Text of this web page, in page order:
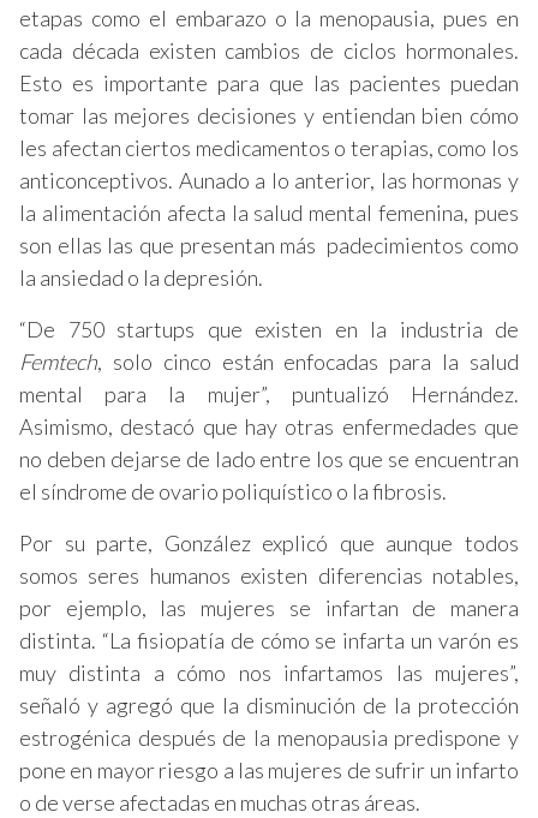
etapas como el embarazo o la menopausia, pues en
cada década existen cambios de ciclos hormonales.
Esto es importante para que las pacientes puedan
tomar las mejores decisiones y entiendan bien cómo
les afectan ciertos medicamentos o terapias, como los
anticonceptivos. Aunado a lo anterior, las hormonas y
la alimentación afecta la salud mental femenina, pues
son ellas las que presentan más padecimientos como
la ansiedad o la depresión.
“De 750 startups que existen en la industria de
Femtech, solo cinco están enfocadas para la salud
mental para la mujer”, puntualizó Hernández.
Asimismo, destacó que hay otras enfermedades que
no deben dejarse de lado entre los que se encuentran
el síndrome de ovario poliquístico o la fibrosis.
Por su parte, González explicó que aunque todos
somos seres humanos existen diferencias notables,
por ejemplo, las mujeres se infartan de manera
distinta. “La fisiopatía de cómo se infarta un varón es
muy distinta a cómo nos infartamos las mujeres”,
señaló y agregó que la disminución de la protección
estrogénica después de la menopausia predispone y
pone en mayor riesgo a las mujeres de sufrir un infarto
o de verse afectadas en muchas otras áreas.